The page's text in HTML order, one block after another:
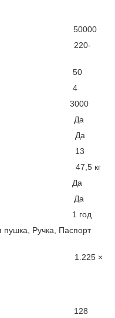
50000
В 220-
бака, л 50
кг/ч 4
м³/час 3000
Да
Да
ч 13
кг
пламени Да
Да
1 год
Ручка, Паспорт
1.225 ×
мм 128